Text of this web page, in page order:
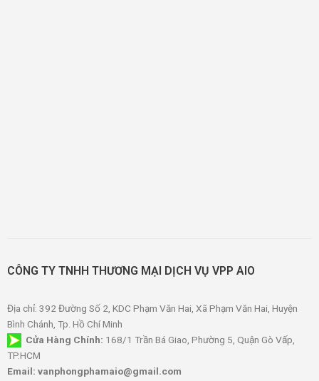
CÔNG TY TNHH THƯƠNG MẠI DỊCH VỤ VPP AIO
Địa chỉ: 392 Đường Số 2, KDC Phạm Văn Hai, Xã Phạm Văn Hai, Huyện
Bình Chánh, Tp. Hồ Chí Minh
Cửa Hàng Chính: 168/1 Trần Bá Giao, Phường 5, Quận Gò Vấp,
TP.HCM
Email: vanphongphamaio@gmail.com